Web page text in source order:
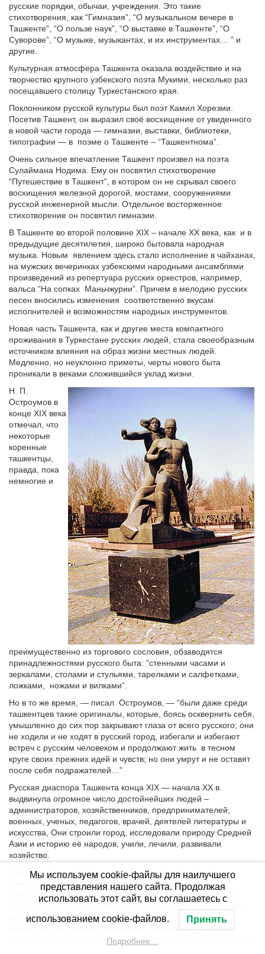
русские порядки, обычаи, учреждения. Это такие
стихотворения, как “Гимназия”, “О музыкальном вечере в
Ташкенте”, “О пользе наук”, “О выставке в Ташкенте”, “О
Суворове”, “О музыке, музыкантах, и их инструментах… ” и
другие.
Культурная атмосфера Ташкента оказала воздействие и на
творчество крупного узбекского поэта Мукими, несколько раз
посещавшего столицу Туркестанского края.
Поклонником русской культуры был поэт Камил Хорезми.
Посетив Ташкент, он выразил своё восхищение от увиденного
в новой части города — гимназии, выставки, библиотеки,
типографии — в поэме о Ташкенте – “Ташкентнома”.
Очень сильное впечатление Ташкент произвел на поэта
Сулаймана Нодима. Ему он посвятил стихотворение
“Путешествие в Ташкент”, в котором он не скрывал своего
восхищения железной дорогой, мостами, сооружениями
русской инженерной мысли. Отдельное восторженное
стихотворение он посвятил гимназии.
В Ташкенте во второй половине XIX – начале XX века, как и в
предыдущие десятилетия, широко бытовала народная
музыка. Новым явлением здесь стало исполнение в чайханах,
на мужских вечеринках узбекскими народными ансамблями
произведений из репертуара русских оркестров, например,
вальса “На сопках Маньчжурии”. Причем в мелодию русских
песен вносились изменения соответственно вкусам
исполнителей и возможностям народных инструментов.
Новая часть Ташкента, как и другие места компактного
проживания в Туркестане русских людей, стала своеобразным
источником влияния на образ жизни местных людей.
Медленно, но неуклонно приметы, черты нового быта
проникали в веками сложившийся уклад жизни.
Н. П.
Остроумов в
конце XIX века
отмечал, что
некоторые
коренные
ташкентцы,
правда, пока
немногие и
преимущественно из торгового сословия, обзаводятся
принадлежностями русского быта: “стенными часами и
зеркалами, столами и стульями, тарелками и салфетками,
ложками,
ножами и вилками”.
Но в то же время, — писал Остроумов, — “были даже среди
ташкентцев такие оригиналы, которые, боясь осквернить себя,
умышленно до сих пор закрывают глаза от всего русского; они
не ходили и не ходят в русский город, избегали и избегают
встреч с русским человеком и продолжают жить в тесном
круге своих прежних идей и чувств; но они умрут и не оставят
после себя подражателей…”
Русская диаспора Ташкента конца XIX — начала XX в.
выдвинула огромное число достойнейших людей –
администраторов, хозяйственников, предпринимателей,
военных, ученых, педагогов, врачей, деятелей литературы и
искусства, Они строили город, исследовали природу Средней
Азии и историю её народов, учили, лечили, развивали
хозяйство.
Очень быстро в городе появились все те учреждения и
заведения, которые соответствовали тогдашним
представлениям о столичном городе – библиотека, музей,
гимназии, больницы, аптеки, гостиницы, типографии, газеты,
рестораны, благотворительные, научные, любительские
общества, театральные заведения, парки и скверы,
фотосалоны, вокзал, транспортные конторы, почта, телеграф.
Мы используем cookie-файлы для наилучшего
представления нашего сайта. Продолжая
использовать этот сайт, вы соглашаетесь с
использованием cookie-файлов. Принять
Подробнее…